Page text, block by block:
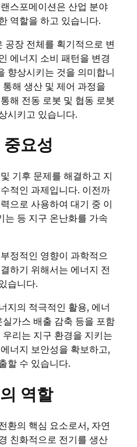
스포메이션은 산업 분야
역할을 하고 있습니다.
공장 전체를 획기적으로 변
에너지 소비 패턴을 변경
향상시키는 것을 의미합니
해 생산 및 제어 과정을
해 전동 로봇 및 협동 로봇
시키고 있습니다.
요성
기후 문제를 해결하고 지
적인 과제입니다. 이전까
으로 사용하여 대기 중 이
는 등 지구 온난화를 가속
정적인 영향이 과학적으
하기 위해서는 에너지 전
습니다.
지의 적극적인 활용, 에너
가스 배출 감축 등을 포함
리는 지구 환경을 지키는
너지 보안성을 확보하고,
할 수 있습니다.
역할
환의 핵심 요소로서, 자연
친화적으로 전기를 생산